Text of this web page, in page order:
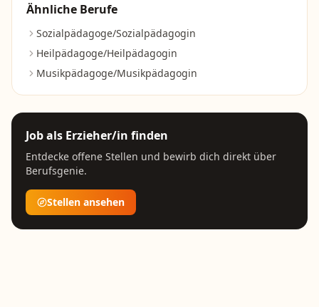
Ähnliche Berufe
Sozialpädagoge/Sozialpädagogin
Heilpädagoge/Heilpädagogin
Musikpädagoge/Musikpädagogin
Job als Erzieher/in finden
Entdecke offene Stellen und bewirb dich direkt über
Berufsgenie.
Stellen ansehen